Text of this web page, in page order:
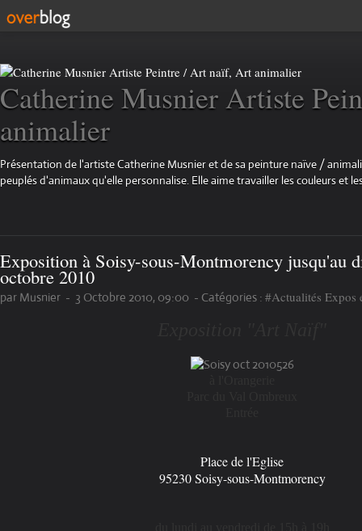
Catherine Musnier Artiste
animalier
Présentation de l'artiste Catherine Musnier et de sa peinture naïve /
peuplés d'animaux qu'elle personnalise. Elle aime travailler les couleurs et
Exposition à Soisy-sous-Montmorency jusqu'au
octobre 2010
par Musnier - 3 Octobre 2010, 09:00 - Catégories : #Actualités Expos
Place de l'Eglise
95230 Soisy-sous-Montmorency